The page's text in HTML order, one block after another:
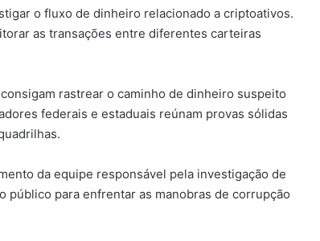
o fluxo de dinheiro relacionado a criptoativos.
as transações entre diferentes carteiras
rastrear o caminho de dinheiro suspeito
federais e estaduais reúnam provas sólidas
da equipe responsável pela investigação de
para enfrentar as manobras de corrupção